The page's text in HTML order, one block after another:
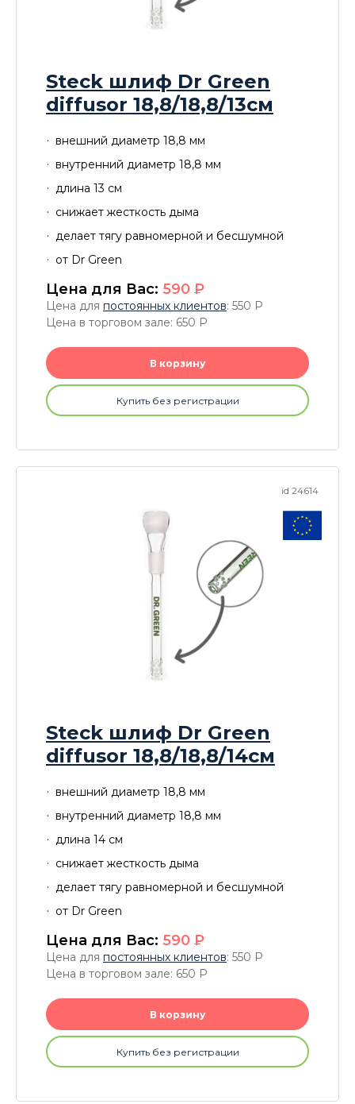
Steck шлиф Dr Green
diffusor 18,8/18,8/13см
внешний диаметр 18,8 мм
внутренний диаметр 18,8 мм
длина 13 см
снижает жесткость дыма
делает тягу равномерной и бесшумной
от Dr Green
Цена для Вас: 590 P
Цена для постоянных клиентов: 550 P
Цена в торговом зале: 650 P
В корзину
Купить без регистрации
id 24614
Steck шлиф Dr Green
diffusor 18,8/18,8/14см
внешний диаметр 18,8 мм
внутренний диаметр 18,8 мм
длина 14 см
снижает жесткость дыма
делает тягу равномерной и бесшумной
от Dr Green
Цена для Вас: 590 P
Цена для постоянных клиентов: 550 P
Цена в торговом зале: 650 P
В корзину
Купить без регистрации